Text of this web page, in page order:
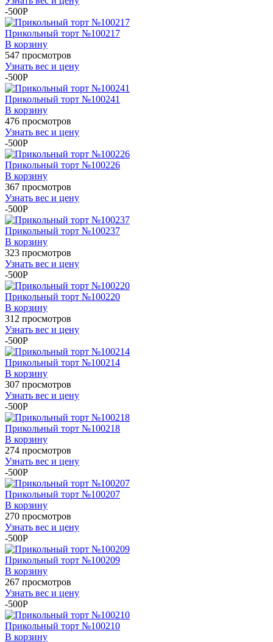
-500P
Прикольный торт №100217
В корзину
547 просмотров
Узнать вес и цену
-500P
Прикольный торт №100241
В корзину
476 просмотров
Узнать вес и цену
-500P
Прикольный торт №100226
В корзину
367 просмотров
Узнать вес и цену
-500P
Прикольный торт №100237
В корзину
323 просмотров
Узнать вес и цену
-500P
Прикольный торт №100220
В корзину
312 просмотров
Узнать вес и цену
-500P
Прикольный торт №100214
В корзину
307 просмотров
Узнать вес и цену
-500P
Прикольный торт №100218
В корзину
274 просмотров
Узнать вес и цену
-500P
Прикольный торт №100207
В корзину
270 просмотров
Узнать вес и цену
-500P
Прикольный торт №100209
В корзину
267 просмотров
Узнать вес и цену
-500P
Прикольный торт №100210
В корзину